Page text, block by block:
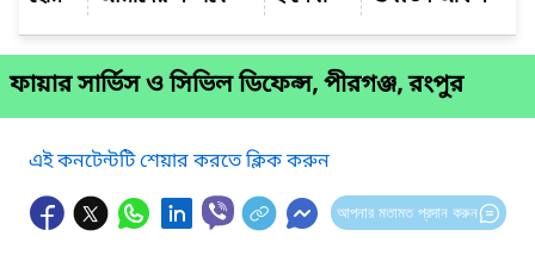
ফায়ার সার্ভিস ও সিভিল ডিফেন্স, পীরগঞ্জ, রংপুর
এই কনটেন্টটি শেয়ার করতে ক্লিক করুন
আপনার মতামত প্রদান করুন